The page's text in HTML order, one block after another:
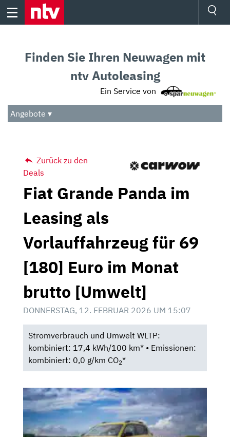
Skip
Audio
Das Beste
Finden Sie Ihren Neuwagen mit
ntv Autoleasing
Ein Service von
Angebote ▾
Zurück zu den
Deals
Fiat Grande Panda im
Leasing als
Vorlauffahrzeug für 69
[180] Euro im Monat
brutto [Umwelt]
DONNERSTAG, 12. FEBRUAR 2026 UM 15:07
Stromverbrauch und Umwelt WLTP:
kombiniert: 17,4 kWh/100 km* • Emissionen:
kombiniert: 0,0 g/km CO2*